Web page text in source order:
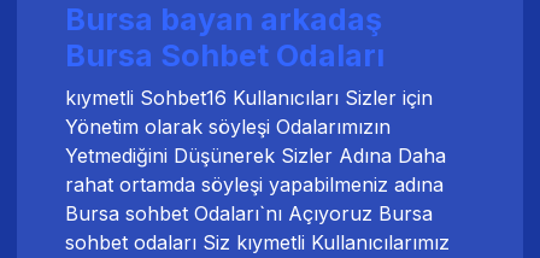
Bursa bayan arkadaş
Bursa Sohbet Odaları
kıymetli Sohbet16 Kullanıcıları Sizler için
Yönetim olarak söyleşi Odalarımızın
Yetmediğini Düşünerek Sizler Adına Daha
rahat ortamda söyleşi yapabilmeniz adına
Bursa sohbet Odaları`nı Açıyoruz Bursa
sohbet odaları Siz kıymetli Kullanıcılarımız